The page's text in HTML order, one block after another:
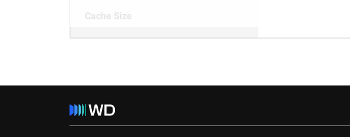
Cache Size